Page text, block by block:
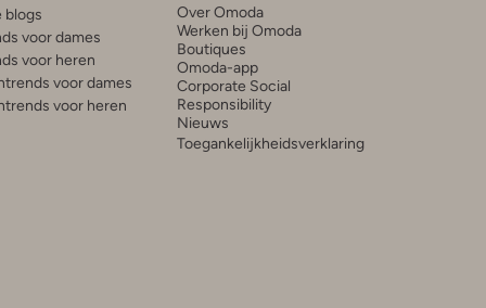
blogs
voor dames
voor heren
voor dames
voor heren
Over Omoda
Werken bij Omoda
Boutiques
Omoda-app
Corporate Social
Responsibility
Nieuws
Toegankelijkheidsverklaring